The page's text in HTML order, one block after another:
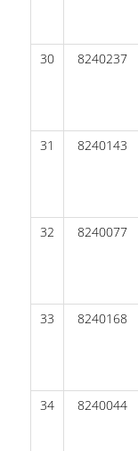
30 8240237
31 8240143
32 8240077
33 8240168
34 8240044